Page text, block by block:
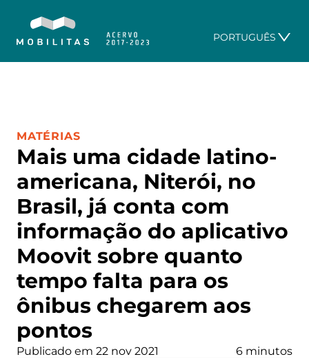
PORTUGUÊS
Mais uma cidade latino-
americana, Niterói, no
Brasil, já conta com
informação do aplicativo
Moovit sobre quanto
tempo falta para os
ônibus chegarem aos
pontos
CATEGORIA:
MATÉRIAS
Publicado em 22 nov 2021 6 minutos